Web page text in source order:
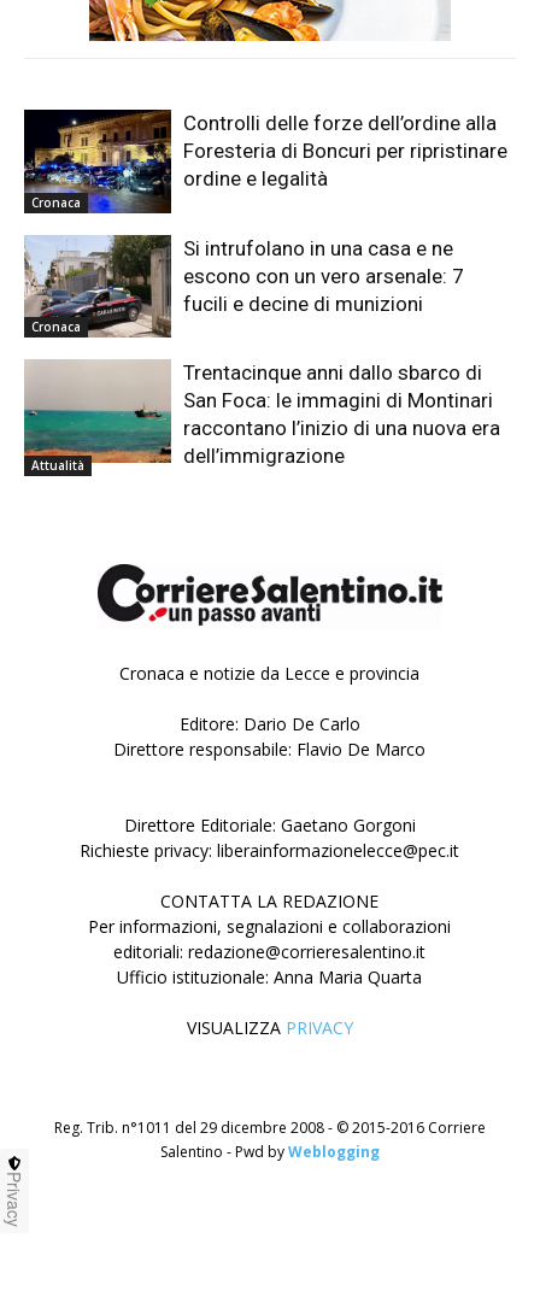
Cronaca
Controlli delle forze dell’ordine alla
Foresteria di Boncuri per ripristinare
ordine e legalità
Cronaca
Si intrufolano in una casa e ne
escono con un vero arsenale: 7
fucili e decine di munizioni
Attualità
Trentacinque anni dallo sbarco di
San Foca: le immagini di Montinari
raccontano l’inizio di una nuova era
dell’immigrazione
Cronaca e notizie da Lecce e provincia
Editore: Dario De Carlo
Direttore responsabile: Flavio De Marco
Direttore Editoriale: Gaetano Gorgoni
Richieste privacy: liberainformazionelecce@pec.it
CONTATTA LA REDAZIONE
Per informazioni, segnalazioni e collaborazioni
editoriali: redazione@corrieresalentino.it
Ufficio istituzionale: Anna Maria Quarta
VISUALIZZA PRIVACY
Reg. Trib. n°1011 del 29 dicembre 2008 - © 2015-2016 Corriere
Salentino - Pwd byWeblogging
Privacy